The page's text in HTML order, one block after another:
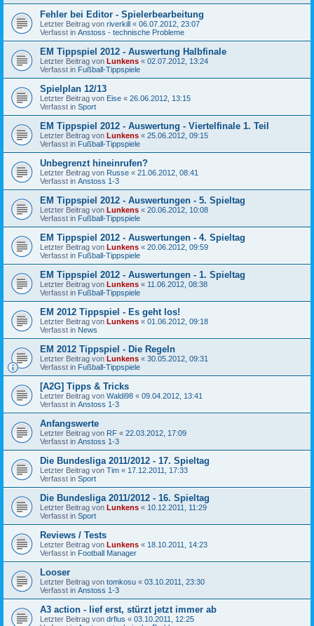
Fehler bei Editor - Spielerbearbeitung
Letzter Beitrag von riverkill « 06.07.2012, 23:07
Verfasst in Anstoss - technische Probleme
EM Tippspiel 2012 - Auswertung Halbfinale
Letzter Beitrag von Lunkens « 02.07.2012, 13:24
Verfasst in Fußball-Tippspiele
Spielplan 12/13
Letzter Beitrag von Eise « 26.06.2012, 13:15
Verfasst in Sport
EM Tippspiel 2012 - Auswertung - Viertelfinale 1. Teil
Letzter Beitrag von Lunkens « 25.06.2012, 09:15
Verfasst in Fußball-Tippspiele
Unbegrenzt hineinrufen?
Letzter Beitrag von Russe « 21.06.2012, 08:41
Verfasst in Anstoss 1-3
EM Tippspiel 2012 - Auswertungen - 5. Spieltag
Letzter Beitrag von Lunkens « 20.06.2012, 10:08
Verfasst in Fußball-Tippspiele
EM Tippspiel 2012 - Auswertungen - 4. Spieltag
Letzter Beitrag von Lunkens « 20.06.2012, 09:59
Verfasst in Fußball-Tippspiele
EM Tippspiel 2012 - Auswertungen - 1. Spieltag
Letzter Beitrag von Lunkens « 11.06.2012, 08:38
Verfasst in Fußball-Tippspiele
EM 2012 Tippspiel - Es geht los!
Letzter Beitrag von Lunkens « 01.06.2012, 09:18
Verfasst in News
EM 2012 Tippspiel - Die Regeln
Letzter Beitrag von Lunkens « 30.05.2012, 09:31
Verfasst in Fußball-Tippspiele
[A2G] Tipps & Tricks
Letzter Beitrag von Waldi98 « 09.04.2012, 13:41
Verfasst in Anstoss 1-3
Anfangswerte
Letzter Beitrag von RF « 22.03.2012, 17:09
Verfasst in Anstoss 1-3
Die Bundesliga 2011/2012 - 17. Spieltag
Letzter Beitrag von Tim « 17.12.2011, 17:33
Verfasst in Sport
Die Bundesliga 2011/2012 - 16. Spieltag
Letzter Beitrag von Lunkens « 10.12.2011, 11:29
Verfasst in Sport
Reviews / Tests
Letzter Beitrag von Lunkens « 18.10.2011, 14:23
Verfasst in Football Manager
Looser
Letzter Beitrag von tomkosu « 03.10.2011, 23:30
Verfasst in Anstoss 1-3
A3 action - lief erst, stürzt jetzt immer ab
Letzter Beitrag von drfius « 03.10.2011, 12:25